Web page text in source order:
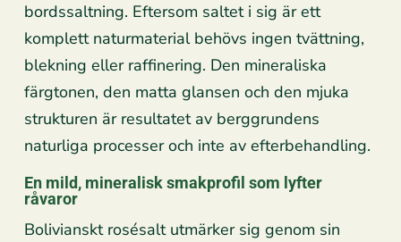
bordssaltning. Eftersom saltet i sig är ett
komplett naturmaterial behövs ingen tvättning,
blekning eller raffinering. Den mineraliska
färgtonen, den matta glansen och den mjuka
strukturen är resultatet av berggrundens
naturliga processer och inte av efterbehandling.
En mild, mineralisk smakprofil som lyfter
råvaror
Bolivianskt rosésalt utmärker sig genom sin